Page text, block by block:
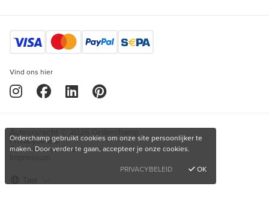
Vind ons hier
Auteursrecht © 2026 Orderchamp
Privacybeleid
Servicevoorwaarden
Orderchamp gebruikt cookies om onze site persoonlijker te
maken. Door verder te gaan, accepteer je onze cookies.
PRIVACYBELEID
OK